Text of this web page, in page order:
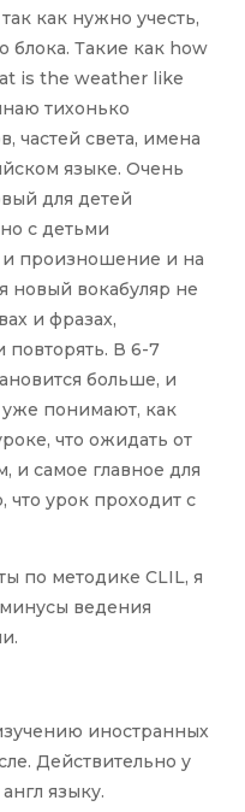
как нужно учесть,
блока. Такие как how
is the weather like
тихонько
частей света, имена
языке. Очень
для детей
с детьми
и произношение и на
новый вокабуляр не
и фразах,
повторять. В 6-7
больше, и
уже понимают, как
что ожидать от
и самое главное для
урок проходит с
по методике CLIL, я
ведения
иностранных
Действительно у
языку.